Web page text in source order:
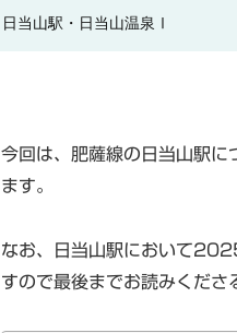
日当山駅・日当山温泉Ⅰ
今回は、肥薩線の日当山駅に
ます。
なお、日当山駅において
すので最後までお読みくださ